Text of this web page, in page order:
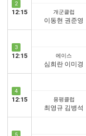
2
12:15 개군클럽
이동현 권준영
3
12:15 에이스
심희란 이미경
4
12:15 용평클럽
최영규 김병석